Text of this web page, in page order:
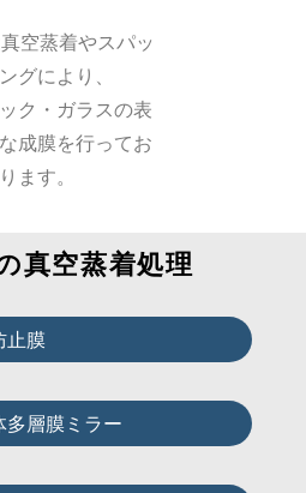
空蒸着やスパッ
グにより、
ク・ガラスの表
成膜を行ってお
ります。
真空蒸着処理
止膜
多層膜ミラー